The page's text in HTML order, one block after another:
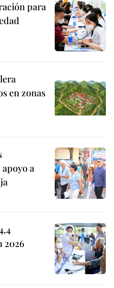
para
en zonas
a
2026